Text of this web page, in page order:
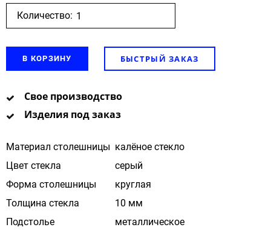
Количество:
В КОРЗИНУ БЫСТРЫЙ ЗАКАЗ
Свое производство
Изделия под заказ
Материал столешницы калёное стекло
Цвет стекла
cерый
Форма столешницы
круглая
Толщина стекла
10 мм
Подстолье
металлическое